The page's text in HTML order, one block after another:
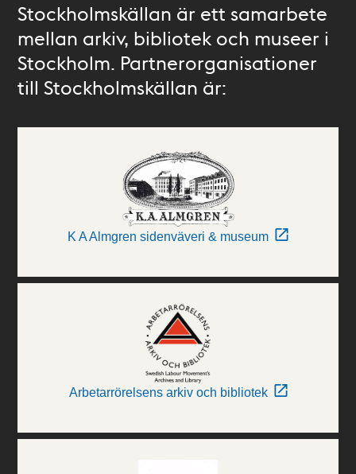
Stockholmskällan är ett samarbete
mellan arkiv, bibliotek och museer i
Stockholm. Partnerorganisationer
till Stockholmskällan är:
K A Almgren sidenväveri & museum
Arbetarrörelsens arkiv och bibliotek